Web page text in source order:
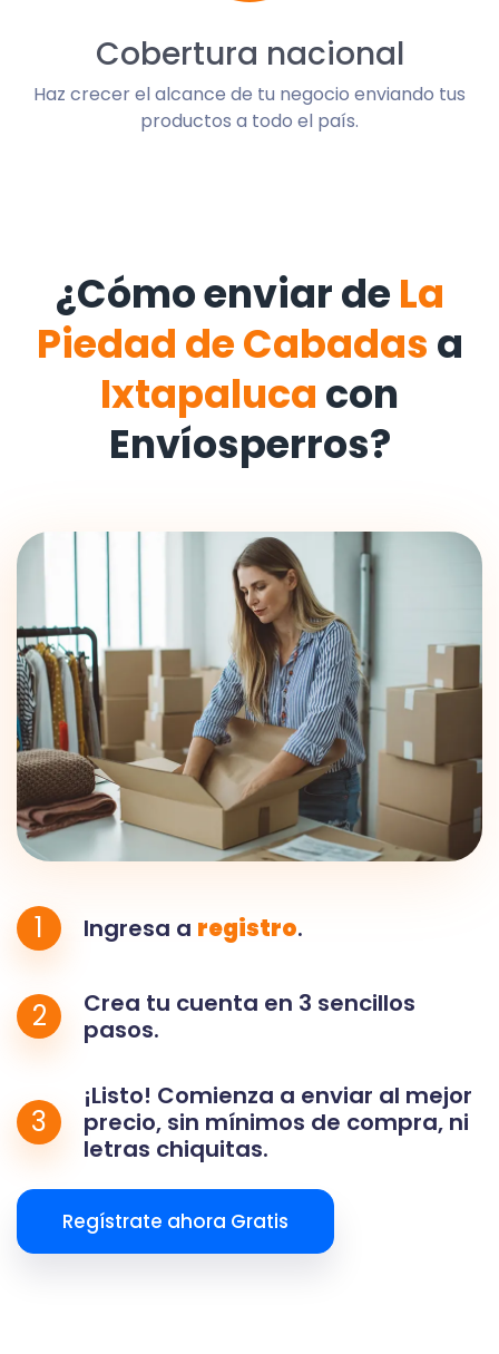
Cobertura nacional
Haz crecer el alcance de tu negocio enviando tus
productos a todo el país.
¿Cómo enviar de La
Piedad de Cabadas a
Ixtapaluca con
Envíosperros?
1 Ingresa a registro.
2
Crea tu cuenta en 3 sencillos
pasos.
3
¡Listo! Comienza a enviar al mejor
precio, sin mínimos de compra, ni
letras chiquitas.
Regístrate ahora Gratis